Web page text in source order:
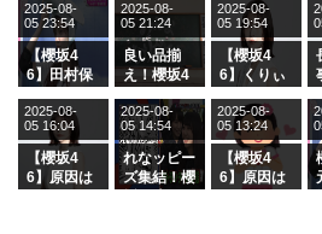
【櫻坂4
6】田村保
ージを脱い
でいた理由
2025-08-
05 23:54
良い品揃
え！櫻坂4
グル『Mak
e or Brea
k』オフィ
シャルグッ
ズ絶賛販売
2025-08-
05 21:24
【櫻坂4
6】くりぃ
の2人を手
玉に取る大
沼晶保【く
りぃむナン
タラ】
2025-08-
05 19:54
【櫻坂4
6】原因は
2025-08-
05 16:04
れなッピー
ズ集結！櫻
2025-08-
05 14:54
【櫻坂4
6】原因は
2025-08-
05 13:24